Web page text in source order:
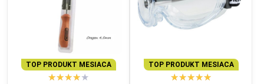
TOP PRODUKT MESIACA TOP PRODUKT MESIACA